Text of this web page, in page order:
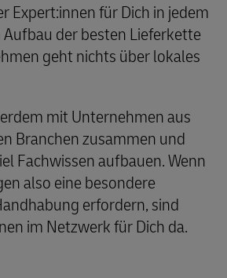
Expert:innen für Dich in jedem
Aufbau der besten Lieferkette
geht nichts über lokales
mit Unternehmen aus
Branchen zusammen und
Fachwissen aufbauen. Wenn
also eine besondere
erfordern, sind
im Netzwerk für Dich da.